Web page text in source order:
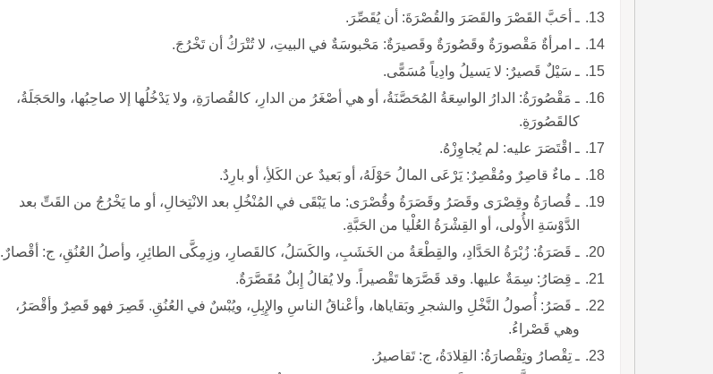
ـ أحَبَّ القَصْرَ والقَصَرَ والقُصْرَةَ: أن يُقَصِّرَ.
ـ امرأةٌ مَقْصورَةٌ وقَصُورَةٌ وقَصيرَةٌ: مَحْبوسَةٌ في البيتِ، لا تُتْرَكُ أن تَخْرُجَ.
ـ سَيْلٌ قَصيرٌ: لا يَسيلُ وادِياً مُسَمًّى.
ـ مَقْصُورَةُ: الدارُ الواسِعَةُ المُحَصَّنَةُ، أو هي أصْغَرُ من الدارِ، كالقُصارَةِ، ولا يَدْخُلُها إلا صاحِبُها، والحَجَلَةُ،
كالقَصُورَةِ.
ـ اقْتَصَرَ عليه: لم يُجاوِزْهُ.
ـ ماءٌ قاصِرٌ ومُقْصِرٌ: يَرْعَى المالُ حَوْلَهُ، أو بَعيدٌ عن الكَلأِ، أو بارِدٌ.
ـ قُصارَةُ وقِصْرَى وقَصَرُ وقَصَرَةُ وقُصْرَى: ما يَبْقَى في المُنْخُلِ بعد الانْتِخالِ، أو ما يَخْرُجُ من القَتِّ بعد
الدَّوْسَةِ الأُولى، أو القِشْرَةُ العُلْيا من الحَبَّةِ.
ـ قَصَرَةُ: زُبْرَةُ الحَدَّادِ، والقِطْعَةُ من الخَشَبِ، والكَسَلُ، كالقَصارِ، وزِمِكَّى الطائِرِ، وأصلُ العُنُقِ، ج: أقْصارٌ.
ـ قِصَارُ: سِمَةٌ عليها. وقد قَصَّرَها تَقْصيراً. ولا يُقالُ إِبلٌ مُقَصَّرَةٌ.
ـ قَصَرُ: أُصولُ النَّخْلِ والشجرِ وبَقاياها، وأعْناقُ الناسِ والإِبِلِ، ويُبْسٌ في العُنُقِ. قَصِرَ فهو قَصِرٌ وأقْصَرُ،
وهي قَصْراءُ.
ـ تِقْصارُ وتِقْصارَةُ: القِلادَةُ، ج: تَقاصيرُ.